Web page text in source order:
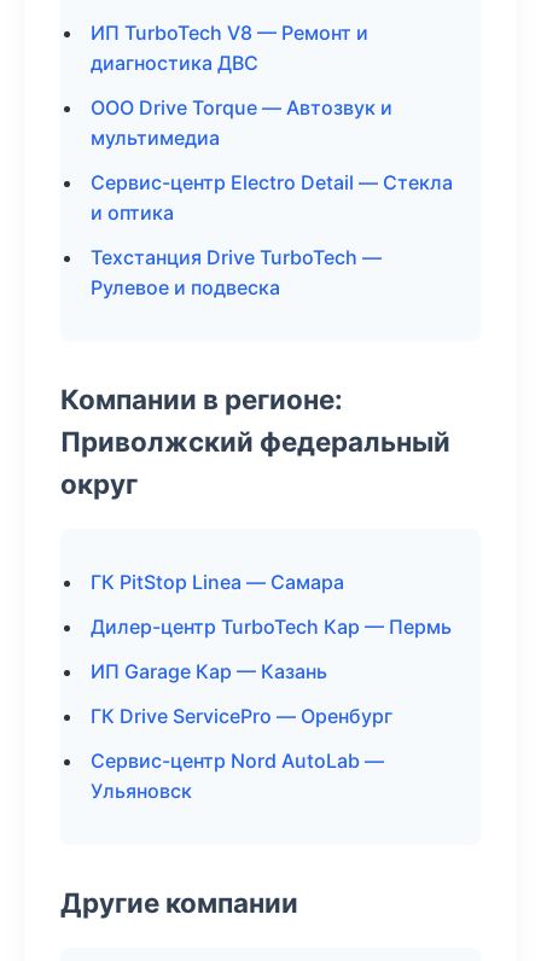
ИП TurboTech V8 — Ремонт и
диагностика ДВС
ООО Drive Torque — Автозвук и
мультимедиа
Сервис-центр Electro Detail — Стекла
и оптика
Техстанция Drive TurboTech —
Рулевое и подвеска
Компании в регионе:
Приволжский федеральный
округ
ГК PitStop Linea — Самара
Дилер-центр TurboTech Кар — Пермь
ИП Garage Кар — Казань
ГК Drive ServicePro — Оренбург
Сервис-центр Nord AutoLab —
Ульяновск
Другие компании